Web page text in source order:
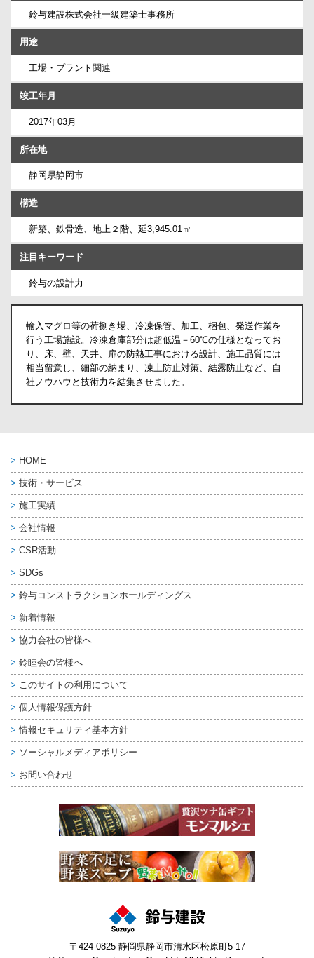
鈴与建設株式会社一級建築士事務所
用途
工場・プラント関連
竣工年月
2017年03月
所在地
静岡県静岡市
構造
新築、鉄骨造、地上２階、延3,945.01㎡
注目キーワード
鈴与の設計力
輸入マグロ等の荷捌き場、冷凍保管、加工、梱包、発送作業を
行う工場施設。冷凍倉庫部分は超低温－60℃の仕様となってお
り、床、壁、天井、扉の防熱工事における設計、施工品質には
相当留意し、細部の納まり、凍上防止対策、結露防止など、自
社ノウハウと技術力を結集させました。
HOME
技術・サービス
施工実績
会社情報
CSR活動
SDGs
鈴与コンストラクションホールディングス
新着情報
協力会社の皆様へ
鈴睦会の皆様へ
このサイトの利用について
個人情報保護方針
情報セキュリティ基本方針
ソーシャルメディアポリシー
お問い合わせ
〒424-0825 静岡県静岡市清水区松原町5-17